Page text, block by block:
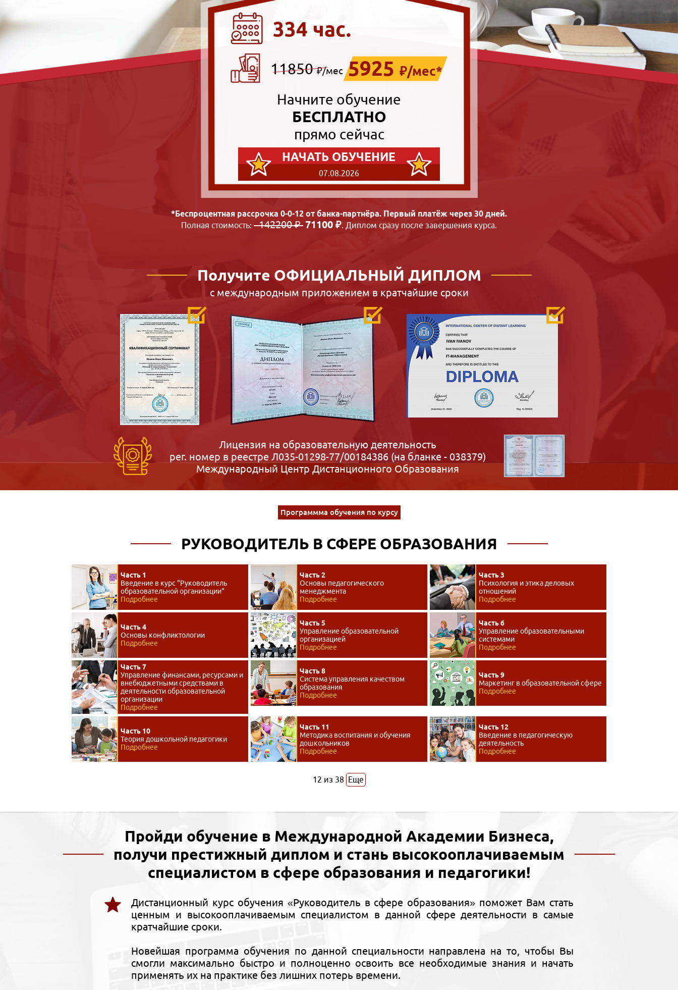
334 час.
11850₽/мес 5925 ₽/мес*
Начните обучение
БЕСПЛАТНО
прямо сейчас
НАЧАТЬ ОБУЧЕНИЕ
07.08.2026
*Беспроцентная рассрочка 0-0-12 от банка-партнёра. Первый платёж через 30 дней.
Полная стоимость: 142200 ₽71100 ₽. Диплом сразу после завершения курса.
Получите ОФИЦИАЛЬНЫЙ ДИПЛОМ
с международным приложением в кратчайшие сроки
Лицензия на образовательную деятельность
рег. номер в реестре Л035-01298-77/00184386 (на бланке - 038379)
Международный Центр Дистанционного Образования
Программма обучения по курсу
РУКОВОДИТЕЛЬ В СФЕРЕ ОБРАЗОВАНИЯ
Часть 1
Введение в курс "Руководитель
образовательной организации"
Подробнее
Часть 2
Основы педагогического
менеджмента
Подробнее
Часть 3
Психология и этика деловых
отношений
Подробнее
Часть 4
Основы конфликтологии
Подробнее
Часть 5
Управление образовательной
организацией
Подробнее
Часть 6
Управление образовательными
системами
Подробнее
Часть 7
Управление финансами, ресурсами и
внебюджетными средствами в
деятельности образовательной
организации
Подробнее
Часть 8
Система управления качеством
образования
Подробнее
Часть 9
Маркетинг в образовательной сфере
Подробнее
Часть 10
Теория дошкольной педагогики
Подробнее
Часть 11
Методика воспитания и обучения
дошкольников
Подробнее
Часть 12
Введение в педагогическую
деятельность
Подробнее
12 из 38 Еще
Пройди обучение в Международной Академии Бизнеса,
получи престижный диплом и стань высокооплачиваемым
специалистом в сфере образования и педагогики!
Дистанционный курс обучения «Руководитель в сфере образования» поможет Вам стать
ценным и высокооплачиваемым специалистом в данной сфере деятельности в самые
кратчайшие сроки.
Новейшая программа обучения по данной специальности направлена на то, чтобы Вы
смогли максимально быстро и полноценно освоить все необходимые знания и начать
применять их на практике без лишних потерь времени.